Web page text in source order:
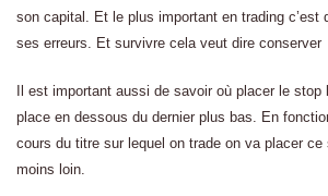
son capital. Et le plus important en trading c’est
ses erreurs. Et survivre cela veut dire
Il est important aussi de savoir où placer le
place en dessous du dernier plus bas. En
cours du titre sur lequel on trade on va placer
moins loin.